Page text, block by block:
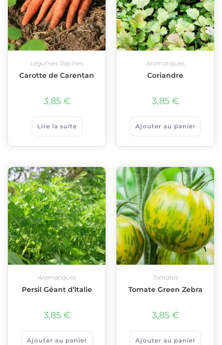
Légumes Racines
Carotte de Carentan
3,85 €
Lire la suite
Aromatiques
Coriandre
3,85 €
Ajouter au panier
Aromatiques
Persil Géant d’Italie
3,85 €
Ajouter au panier
Tomates
Tomate Green Zebra
3,85 €
Ajouter au panier